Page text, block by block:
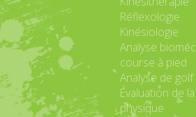
Réflexologie
Kinésiologie
Analyse
course à pied
Analyse de golf
Évaluation de
physique